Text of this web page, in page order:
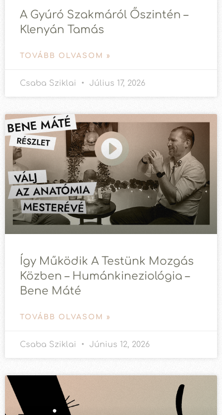
A Gyúró Szakmáról Őszintén –
Klenyán Tamás
TOVÁBB OLVASOM »
Csaba Sziklai Július 17, 2026
Így Működik A Testünk Mozgás
Közben – Humánkineziológia –
Bene Máté
TOVÁBB OLVASOM »
Csaba Sziklai Június 12, 2026